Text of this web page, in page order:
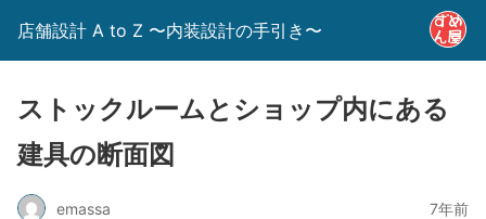
店舗設計 A to Z 〜内装設計の手引き〜
ストックルームとショップ内にある
建具の断面図
emassa 7年前